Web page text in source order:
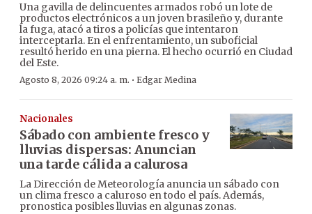
Una gavilla de delincuentes armados robó un lote de
productos electrónicos a un joven brasileño y, durante
la fuga, atacó a tiros a policías que intentaron
interceptarla. En el enfrentamiento, un suboficial
resultó herido en una pierna. El hecho ocurrió en Ciudad
del Este.
Agosto 8, 2026 09:24 a. m. · Edgar Medina
Nacionales
Sábado con ambiente fresco y
lluvias dispersas: Anuncian
una tarde cálida a calurosa
La Dirección de Meteorología anuncia un sábado con
un clima fresco a caluroso en todo el país. Además,
pronostica posibles lluvias en algunas zonas.